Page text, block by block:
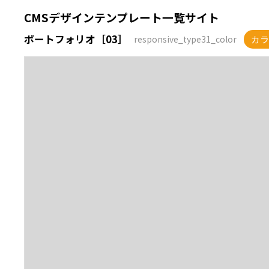
CMSデザインテンプレート一覧サイト
ポートフォリオ［03］ responsive_type31_color カ